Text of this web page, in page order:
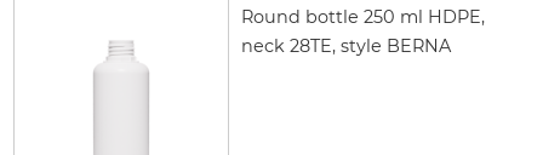
Round bottle 250 ml HDPE,
neck 28TE, style BERNA